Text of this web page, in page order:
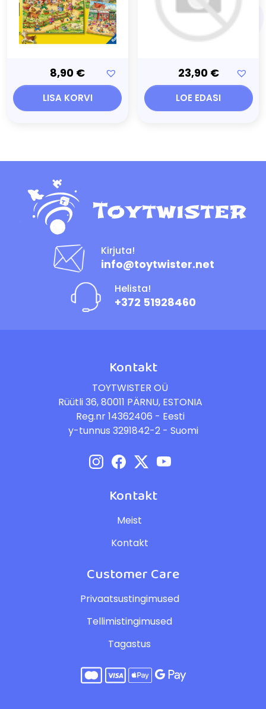
8,90 €
LISA KORVI
23,90 €
LOE EDASI
Kirjuta!
info@toytwister.net
Helista!
+372 51928460
Kontakt
TOYTWISTER OÜ
Rüütli 36, 80011 PÄRNU, ESTONIA
Reg.nr 14362406 - Eesti
y-tunnus 3291842-2 - Suomi
Kontakt
Meist
Kontakt
Customer Care
Privaatsustingimused
Tellimistingimused
Tagastus